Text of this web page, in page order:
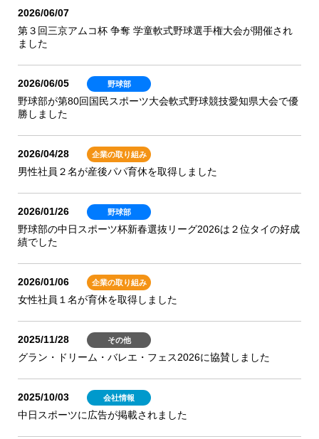
2026/06/07
第３回三京アムコ杯 争奪 学童軟式野球選手権大会が開催され
ました
2026/06/05 野球部
野球部が第80回国民スポーツ大会軟式野球競技愛知県大会で優
勝しました
2026/04/28 企業の取り組み
男性社員２名が産後パパ育休を取得しました
2026/01/26 野球部
野球部の中日スポーツ杯新春選抜リーグ2026は２位タイの好成
績でした
2026/01/06 企業の取り組み
女性社員１名が育休を取得しました
2025/11/28 その他
グラン・ドリーム・バレエ・フェス2026に協賛しました
2025/10/03 会社情報
中日スポーツに広告が掲載されました